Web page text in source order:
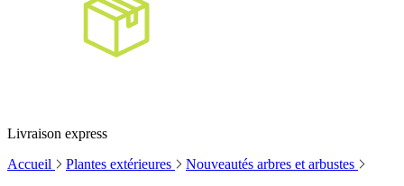
Livraison express
Accueil
Plantes extérieures
Nouveautés arbres et arbustes